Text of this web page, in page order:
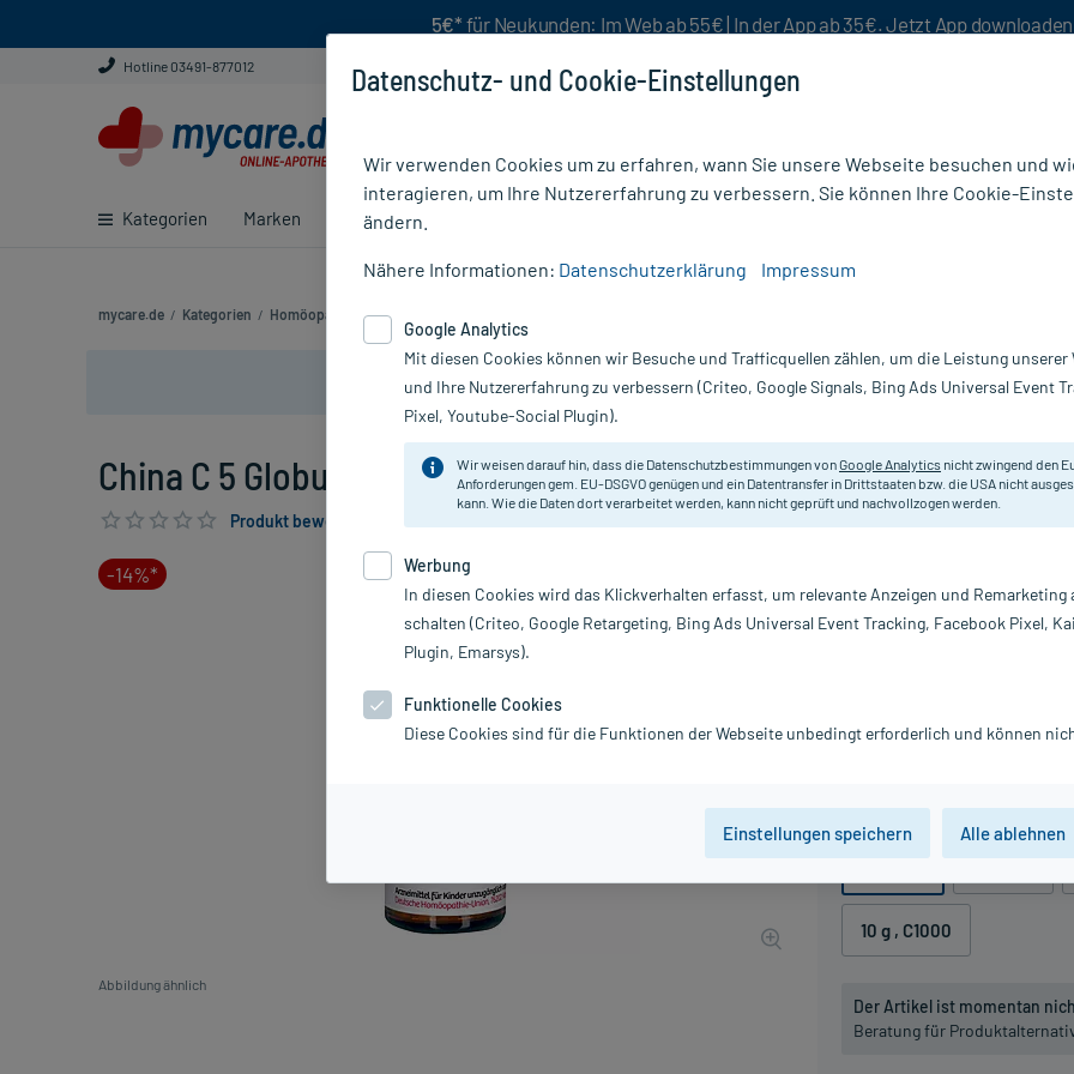
5€* für Neukunden: Im Web ab 55€ | In der App ab 35€. Jetzt App downloaden
Hotline 03491-877012
Kategorien Marken Ratgeber
mycare.de / Kategorien / Homöopathie / Einzelmittel
Nur für kurze Zeit:Gratis-Versand* ab 19€ Mindestbestellwert!
China C 5 Globuli, 10 g
Produkt bewerten & PlusHerzen sichern
-14%*
Abbildung ähnlich
inkl. MwSt. zzgl. Versandkosten
Packungseinheit
10 g , C1000
Der Artikel ist momentan
Beratung für
DHU - Einzelmittel
Homöopathisches Arzneimittel.
PZN:
Hersteller:
Datenschutz- und Cookie-Einstellungen
Wir verwenden Cookies um zu erfahren, wann Sie unsere Webseite besuchen und
interagieren, um Ihre Nutzererfahrung zu verbessern. Sie können Ihre Cookie-
ändern.
Nähere Informationen: Datenschutzerklärung Impressum
Google Analytics
Mit diesen Cookies können wir Besuche und Trafficquellen zählen, um die Leistung unserer
und Ihre Nutzererfahrung zu verbessern (Criteo, Google Signals, Bing Ads Universal Event
Pixel, Youtube-Social Plugin).
Wir weisen darauf hin, dass die Datenschutzbestimmungen vonGoogle Analytics nicht zwingend den
Anforderungen gem. EU-DSGVO genügen und ein Datentransfer in Drittstaaten bzw. die USA nicht
kann. Wie die Daten dort verarbeitet werden, kann nicht geprüft und nachvollzogen werden.
Werbung
In diesen Cookies wird das Klickverhalten erfasst, um relevante Anzeigen und Remarketing
schalten (Criteo, Google Retargeting, Bing Ads Universal Event Tracking, Facebook Pixel,
Plugin, Emarsys).
Funktionelle Cookies
Diese Cookies sind für die Funktionen der Webseite unbedingt erforderlich und können
Einstellungen speichern Alle ablehnen